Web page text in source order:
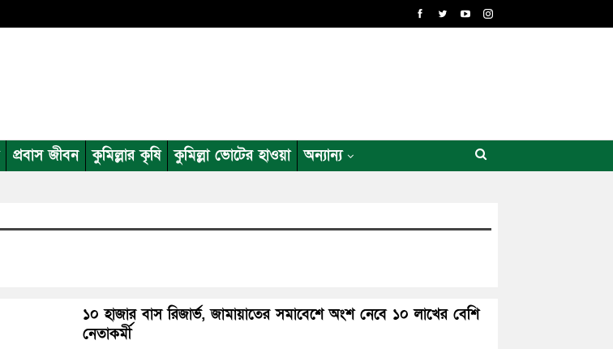
প্রবাস জীবন কুমিল্লার কৃষি কুমিল্লা ভোটের হাওয়া অন্যান্য
১০ হাজার বাস রিজার্ভ, জামায়াতের সমাবেশে অংশ নেবে ১০ লাখের বেশি
নেতাকর্মী